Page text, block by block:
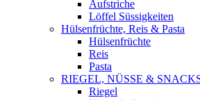
Aufstriche
Löffel Süssigkeiten
Hülsenfrüchte, Reis & Pasta
Hülsenfrüchte
Reis
Pasta
RIEGEL, NÜSSE &
Riegel